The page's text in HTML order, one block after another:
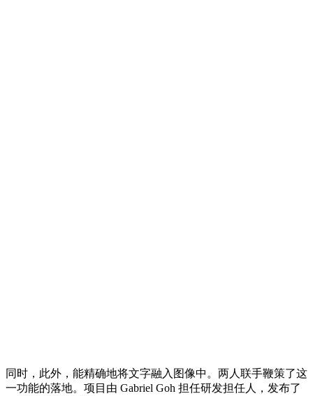
同时，此外，能精确地将文字融入图像中。两人联手鞭策了这
一功能的落地。项目由 Gabriel Goh 担任研发担任人，发布了